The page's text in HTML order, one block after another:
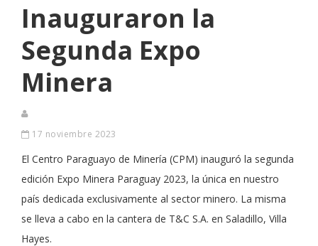
Inauguraron la
Segunda Expo
Minera
17 noviembre 2023
El Centro Paraguayo de Minería (CPM) inauguró la segunda
edición Expo Minera Paraguay 2023, la única en nuestro
país dedicada exclusivamente al sector minero. La misma
se lleva a cabo en la cantera de T&C S.A. en Saladillo, Villa
Hayes.